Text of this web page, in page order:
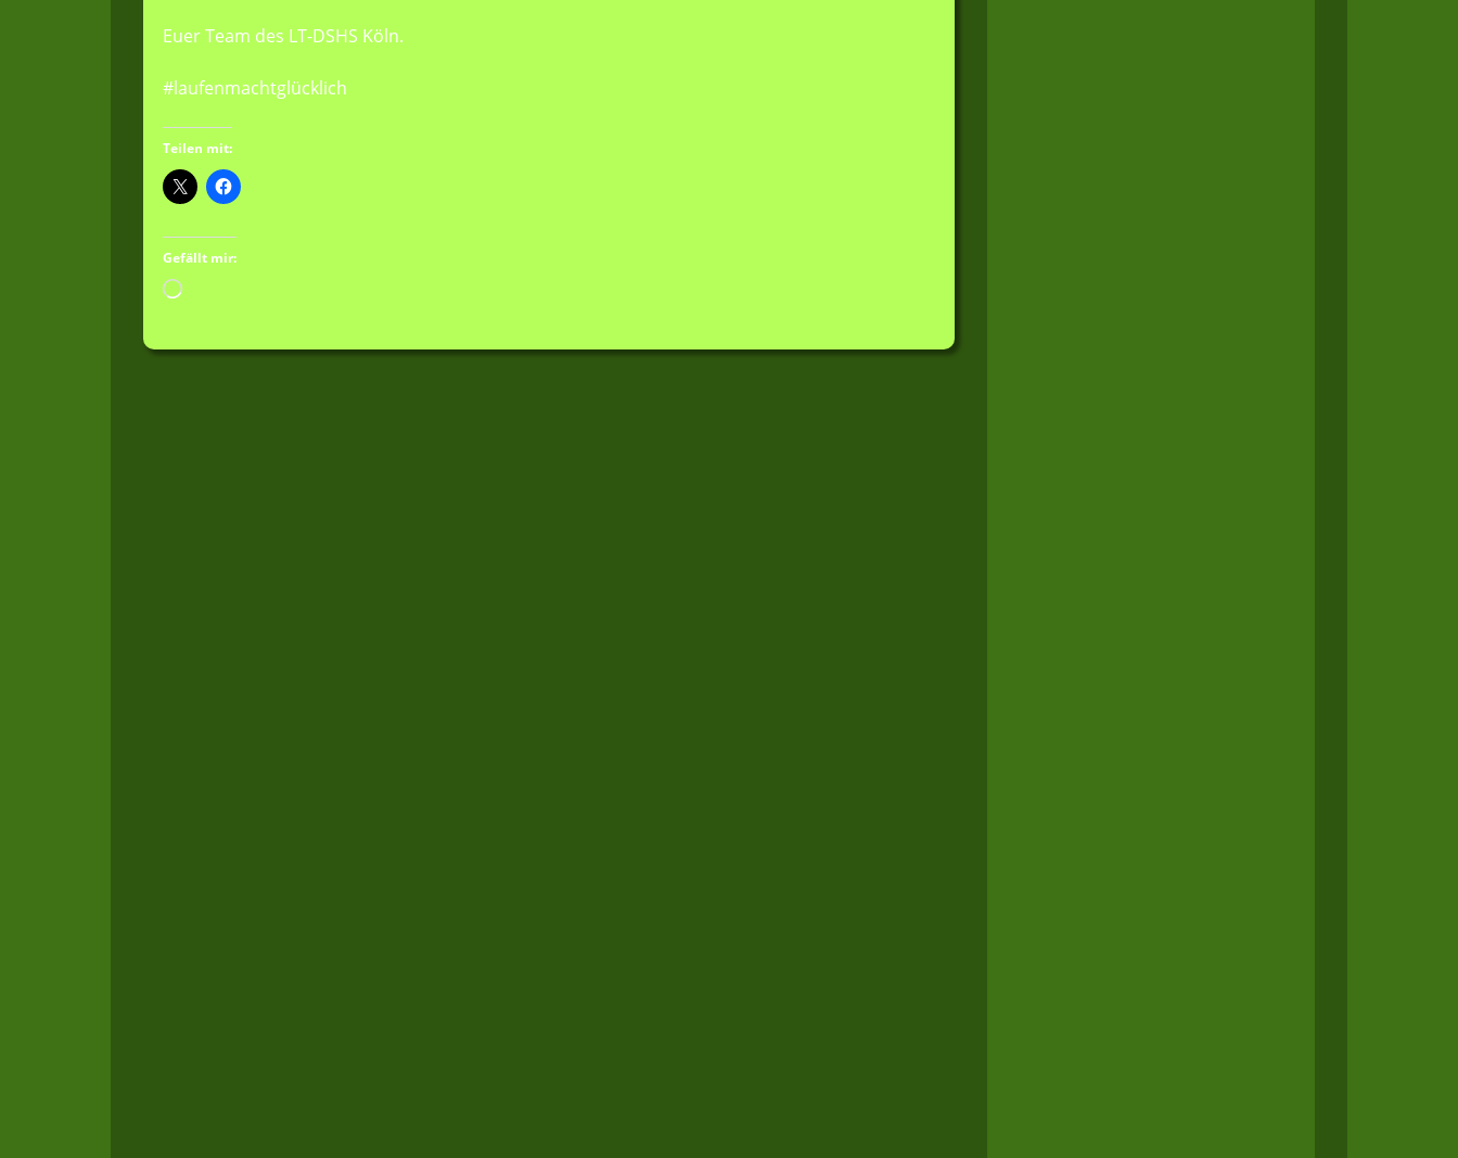
Euer Team des LT-DSHS Köln.
#laufenmachtglücklich
Teilen mit:
Gefällt mir:
Wird